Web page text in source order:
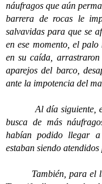
náufragos que aún
barrera de rocas le
salvavidas para que se
en ese momento, el
en su caída,
aparejos del barco,
ante la impotencia del
Al día siguiente,
busca de más
habían podido llegar
estaban siendo
También, para el